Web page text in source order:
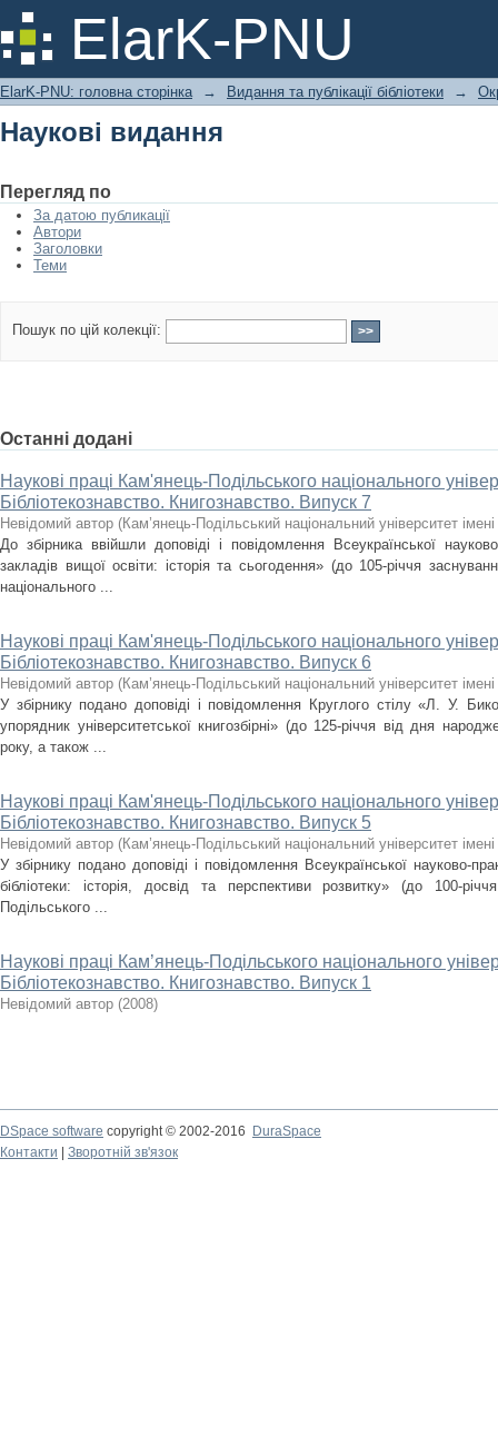
ElarK-PNU
Наукові видання
ElarK-PNU: головна сторінка → Видання та публікації бібліотеки →
Наукові видання
Перегляд по
За датою публикації
Автори
Заголовки
Теми
Пошук по цій колекції:
Останні додані
Наукові праці Кам'янець-Подільського національного
Бібліотекознавство. Книгознавство. Випуск 7
Невідомий автор (Кам’янець-Подільський національний університет
До збірника ввійшли доповіді і повідомлення Всеукраїнської
закладів вищої освіти: історія та сьогодення» (до 105-річчя
національного ...
Наукові праці Кам'янець-Подільського національного
Бібліотекознавство. Книгознавство. Випуск 6
Невідомий автор (Кам’янець-Подільський національний університет
У збірнику подано доповіді і повідомлення Круглого стілу «Л. У.
упорядник університетської книгозбірні» (до 125-річчя від дня
року, а також ...
Наукові праці Кам'янець-Подільського національного
Бібліотекознавство. Книгознавство. Випуск 5
Невідомий автор (Кам’янець-Подільський національний університет
У збірнику подано доповіді і повідомлення Всеукраїнської науково-
бібліотеки: історія, досвід та перспективи розвитку» (до 100-
Подільського ...
Наукові праці Кам’янець-Подільського національного
Бібліотекознавство. Книгознавство. Випуск 1
Невідомий автор (2008)
DSpace software copyright © 2002-2016
DuraSpace
Контакти
Зворотній зв'язок